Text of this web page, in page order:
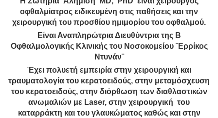
οφθαλμίατρος ειδικευμένη στις παθήσεις και την
χειρουργική του προσθίου ημιμορίου του οφθαλμού.
Είναι Αναπληρώτρια Διευθύντρια της Β
Οφθαλμολογικής Κλινικής του Νοσοκομείου ¨Ερρίκος
Ντυνάν¨
Έχει πολυετή εμπειρία στην χειρουργική και
τραυματολογία του κερατοειδούς, στην μεταμόσχευση
του κερατοειδούς, στην διόρθωση των διαθλαστικών
ανωμαλιών με Laser, στην χειρουργική του
καταρράκτη και του γλαυκώματος καθώς και στην